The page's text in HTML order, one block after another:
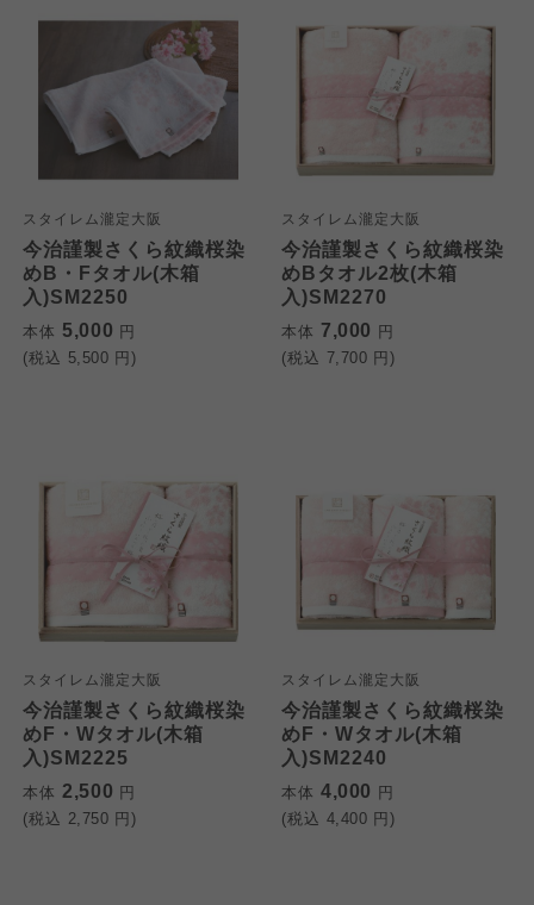
スタイレム瀧定大阪
今治謹製さくら紋織桜染
めB・Fタオル(木箱
入)SM2250
本体 5,000 円
(税込 5,500 円)
スタイレム瀧定大阪
今治謹製さくら紋織桜染
めBタオル2枚(木箱
入)SM2270
本体 7,000 円
(税込 7,700 円)
スタイレム瀧定大阪
今治謹製さくら紋織桜染
めF・Wタオル(木箱
入)SM2225
本体 2,500 円
(税込 2,750 円)
スタイレム瀧定大阪
今治謹製さくら紋織桜染
めF・Wタオル(木箱
入)SM2240
本体 4,000 円
(税込 4,400 円)